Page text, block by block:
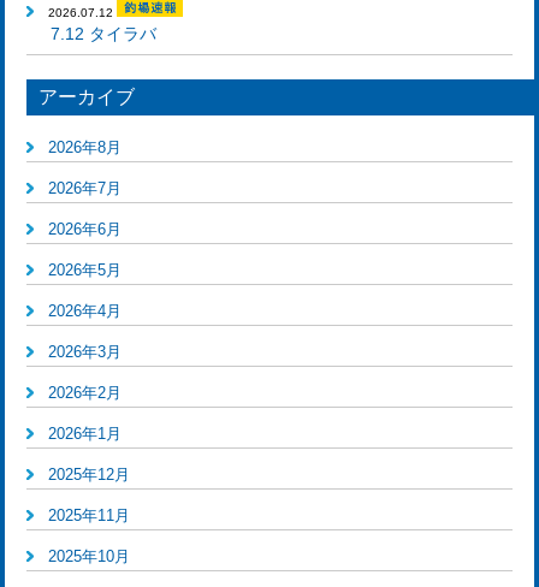
2026.07.12
7.12 タイラバ
アーカイブ
2026年8月
2026年7月
2026年6月
2026年5月
2026年4月
2026年3月
2026年2月
2026年1月
2025年12月
2025年11月
2025年10月